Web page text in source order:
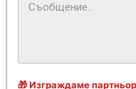
🎁 Изграждаме